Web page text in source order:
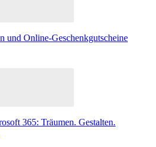
und Online-Geschenkgutscheine
365: Träumen. Gestalten.